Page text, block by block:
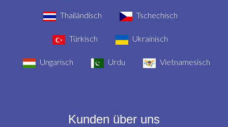
Thailändisch Tschechisch
Türkisch Ukrainisch
Ungarisch Urdu Vietnamesisch
Kunden über uns